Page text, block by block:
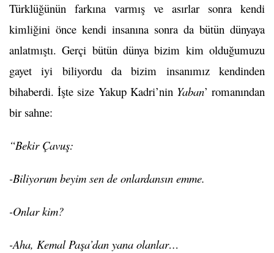
Türklüğünün farkına varmış ve asırlar sonra kendi
kimliğini önce kendi insanına sonra da bütün dünyaya
anlatmıştı. Gerçi bütün dünya bizim kim olduğumuzu
gayet iyi biliyordu da bizim insanımız kendinden
bihaberdi. İşte size Yakup Kadri’nin Yaban’ romanından
bir sahne:
“Bekir Çavuş:
-Biliyorum beyim sen de onlardansın emme.
-Onlar kim?
-Aha, Kemal Paşa’dan yana olanlar…